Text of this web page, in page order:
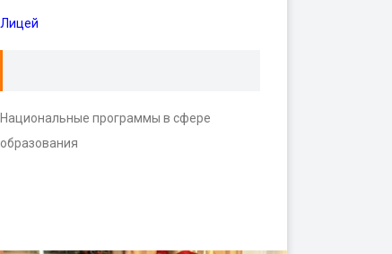
Лицей
Национальные программы в сфере
образования